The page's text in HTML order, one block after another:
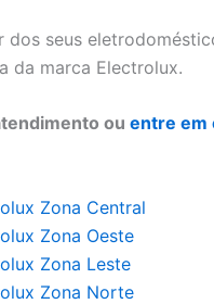
dos seus
da marca Electrolux.
ou entre em
Zona Central
Zona Oeste
Zona Leste
Zona Norte